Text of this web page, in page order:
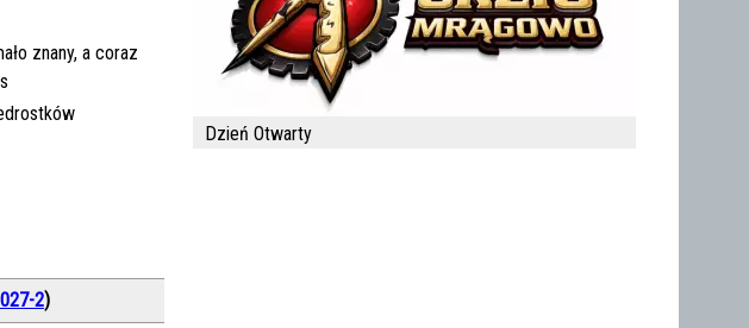
znany, a coraz
2)
Dzień Otwarty